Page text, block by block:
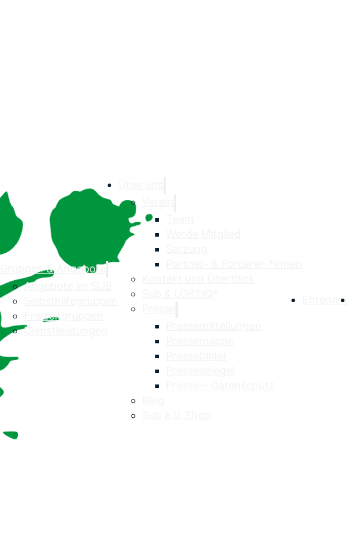
Gruppen & Angebote
Angebote im SUB
Freizeitgruppen
Dienstleistungen